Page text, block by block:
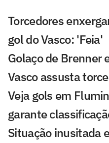
Torcedores
gol do Vasco: 'Feia'
Golaço de Brenner
Vasco assusta
Veja gols em
garante
Situação inusitada